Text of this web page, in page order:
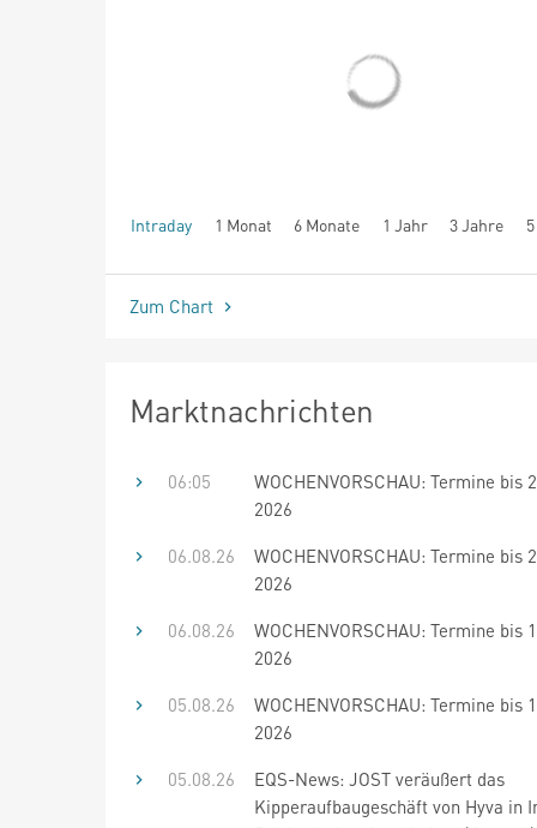
Intraday 1 Monat 6 Monate 1 Jahr 3 Jahre
seit Beginn
Zum Chart
Marktnachrichten
06:05
WOCHENVORSCHAU: Termine bis
2026
06.08.26
WOCHENVORSCHAU: Termine bis
2026
06.08.26
WOCHENVORSCHAU: Termine bis
2026
05.08.26
WOCHENVORSCHAU: Termine bis
2026
05.08.26
EQS-News: JOST veräußert das
Kipperaufbaugeschäft von Hyva in